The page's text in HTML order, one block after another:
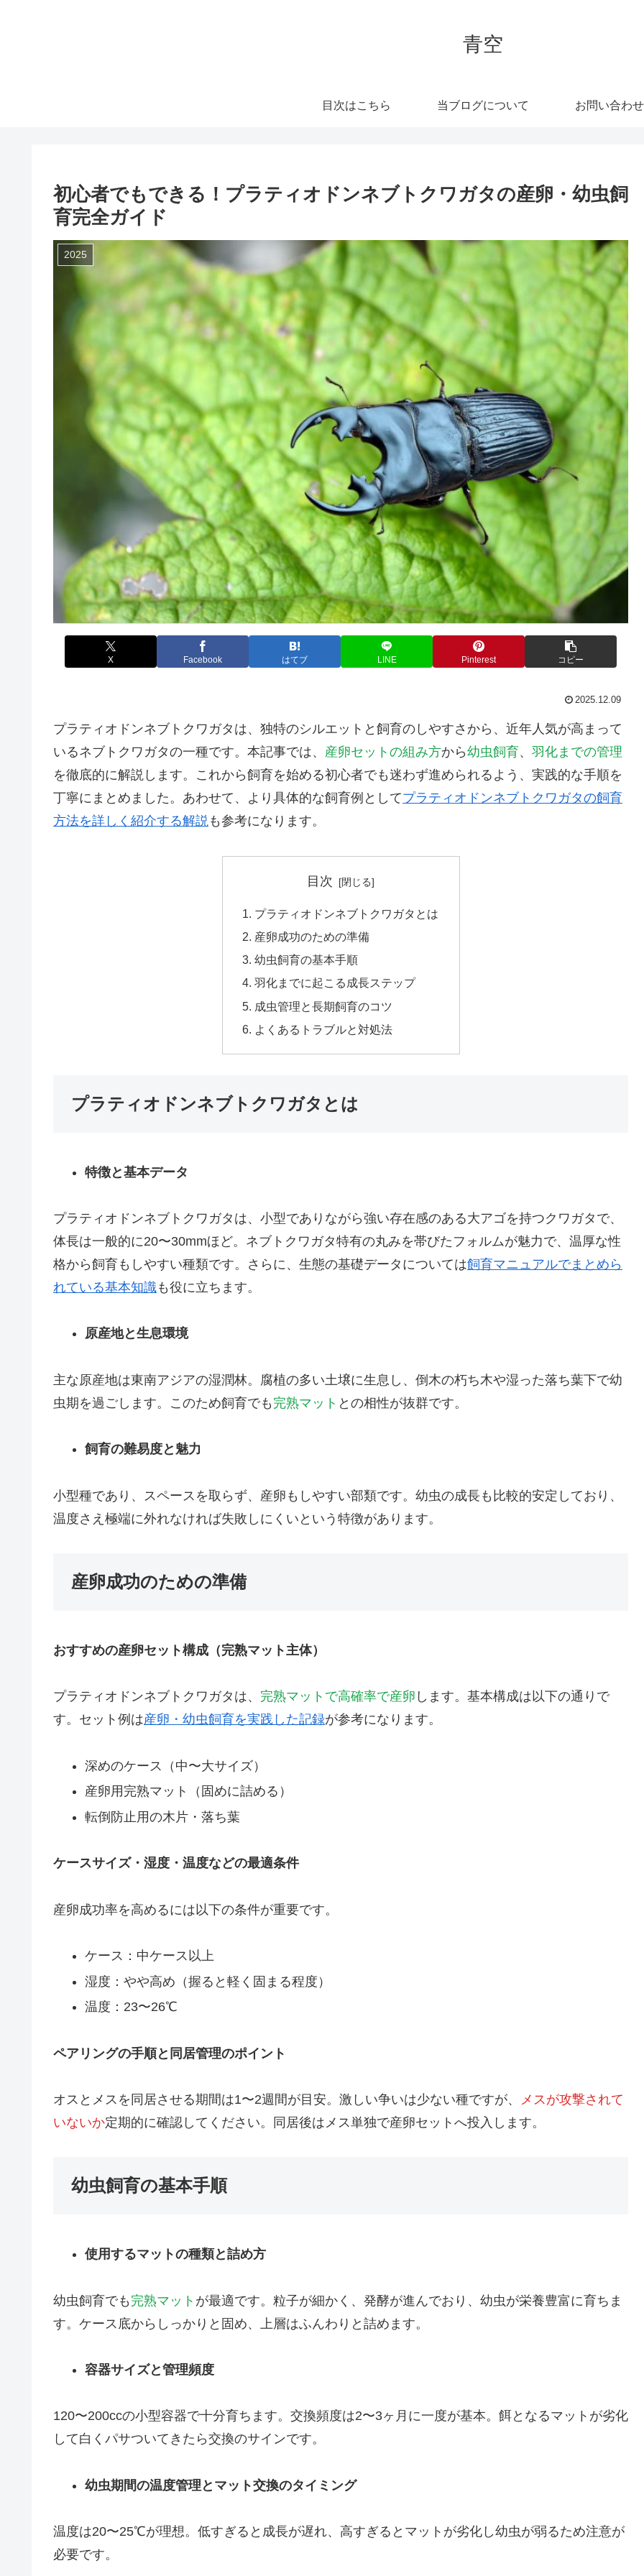
青空
目次はこちら 当ブログについて お問い合わせ
初心者でもできる！プラティオドンネブトクワガタの産卵・幼虫飼
育完全ガイド
2025
X Facebook はてブ LINE Pinterest コピー
2025.12.09
プラティオドンネブトクワガタは、独特のシルエットと飼育のしやすさから、近年人気が高まって
いるネブトクワガタの一種です。本記事では、 産卵セットの組み方から幼虫飼育、 羽化までの管理
を徹底的に解説します。これから飼育を始める初心者でも迷わず進められるよう、実践的な手順を
丁寧にまとめました。あわせて、より具体的な飼育例としてプラティオドンネブトクワガタの飼育
方法を詳しく紹介する解説も参考になります。
目次
プラティオドンネブトクワガタとは
産卵成功のための準備
幼虫飼育の基本手順
羽化までに起こる成長ステップ
成虫管理と長期飼育のコツ
よくあるトラブルと対処法
プラティオドンネブトクワガタとは
特徴と基本データ
プラティオドンネブトクワガタは、小型でありながら強い存在感のある大アゴを持つクワガタで、
体長は一般的に20〜30mmほど。ネブトクワガタ特有の丸みを帯びたフォルムが魅力で、温厚な性
格から飼育もしやすい種類です。さらに、生態の基礎データについては飼育マニュアルでまとめら
れている基本知識も役に立ちます。
原産地と生息環境
主な原産地は東南アジアの湿潤林。腐植の多い土壌に生息し、倒木の朽ち木や湿った落ち葉下で幼
虫期を過ごします。このため飼育でも 完熟マット との相性が抜群です。
飼育の難易度と魅力
小型種であり、スペースを取らず、産卵もしやすい部類です。幼虫の成長も比較的安定しており、
温度さえ極端に外れなければ失敗しにくいという特徴があります。
産卵成功のための準備
おすすめの産卵セット構成（完熟マット主体）
プラティオドンネブトクワガタは、 完熟マットで高確率で産卵 します。基本構成は以下の通りで
す。セット例は産卵・幼虫飼育を実践した記録が参考になります。
深めのケース（中〜大サイズ）
産卵用完熟マット（固めに詰める）
転倒防止用の木片・落ち葉
ケースサイズ・湿度・温度などの最適条件
産卵成功率を高めるには以下の条件が重要です。
ケース：中ケース以上
湿度：やや高め（握ると軽く固まる程度）
温度：23〜26℃
ペアリングの手順と同居管理のポイント
オスとメスを同居させる期間は1〜2週間が目安。激しい争いは少ない種ですが、
メスが攻撃されて
いないか定期的に確認してください。同居後はメス単独で産卵セットへ投入します。
幼虫飼育の基本手順
使用するマットの種類と詰め方
幼虫飼育でも 完熟マット が最適です。粒子が細かく、発酵が進んでおり、幼虫が栄養豊富に育ちま
す。ケース底からしっかりと固め、上層はふんわりと詰めます。
容器サイズと管理頻度
120〜200ccの小型容器で十分育ちます。交換頻度は2〜3ヶ月に一度が基本。餌となるマットが劣化
して白くパサついてきたら交換のサインです。
幼虫期間の温度管理とマット交換のタイミング
温度は20〜25℃が理想。低すぎると成長が遅れ、高すぎるとマットが劣化し幼虫が弱るため注意が
必要です。